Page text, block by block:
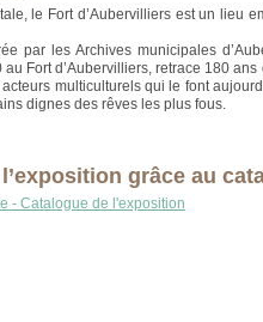
le Fort d’Aubervilliers est un lieu
par les Archives municipales
Fort d’Aubervilliers, retrace 180 ans
multiculturels qui le font
dignes des rêves les plus fous.
grâce au
- Catalogue de l'exposition